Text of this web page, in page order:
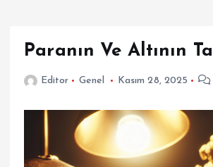
Paranın Ve Altının
Editor Genel Kasım 28, 2025